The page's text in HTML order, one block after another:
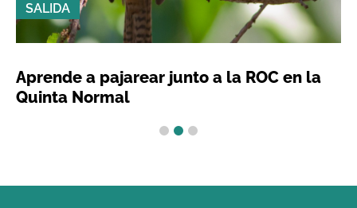
SALIDA
Aprende a pajarear junto a la ROC en la
Quinta Normal